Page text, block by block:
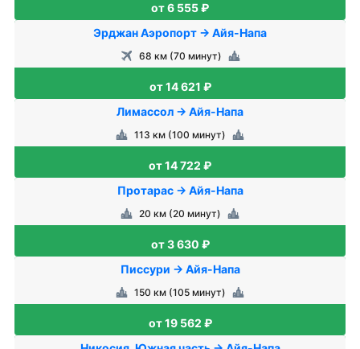
от 6 555 ₽
Эрджан Аэропорт → Айя-Напа
68 км (70 минут)
от 14 621 ₽
Лимассол → Айя-Напа
113 км (100 минут)
от 14 722 ₽
Протарас → Айя-Напа
20 км (20 минут)
от 3 630 ₽
Писсури → Айя-Напа
150 км (105 минут)
от 19 562 ₽